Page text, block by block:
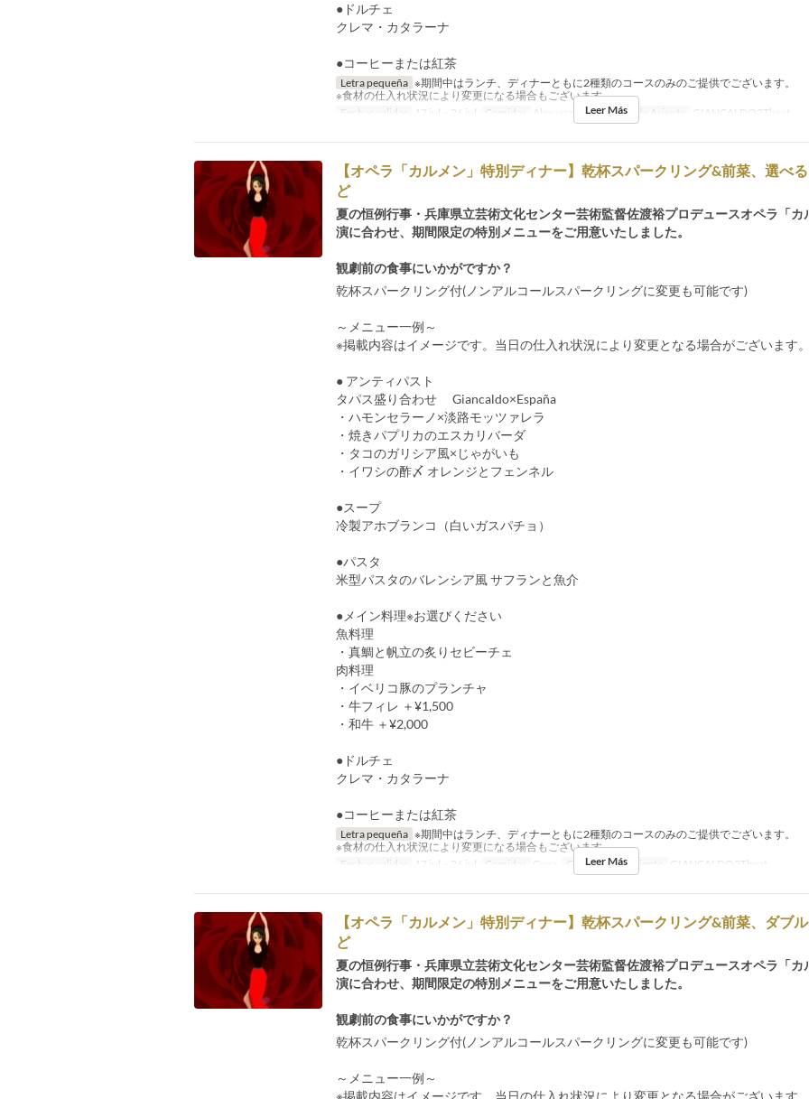
●ドルチェ
クレマ・カタラーナ
●コーヒーまたは紅茶
Letra pequeña ※期間中はランチ、ディナーともに2種類のコースのみのご提供でございます。
※食材の仕入れ状況により変更になる場合もございます
Fechas validas
17 jul ~ 26 jul Comidas Almuerzo Categoría de Asiento GIANCALDO3Theat
Leer Más
【オペラ「カルメン」特別ディナー】乾杯スパークリング&前菜、選べ
ど
夏の恒例行事・兵庫県立芸術文化センター芸術監督佐渡裕プロデュースオペラ「カ
演に合わせ、期間限定の特別メニューをご用意いたしました。
観劇前の食事にいかがですか？
乾杯スパークリング付(ノンアルコールスパークリングに変更も可能です)
～メニュー一例～
※掲載内容はイメージです。当日の仕入れ状況により変更となる場合がございます
● アンティパスト
タパス盛り合わせ Giancaldo×España
・ハモンセラーノ×淡路モッツァレラ
・焼きパプリカのエスカリバーダ
・タコのガリシア風×じゃがいも
・イワシの酢〆 オレンジとフェンネル
●スープ
冷製アホブランコ（白いガスパチョ）
●パスタ
米型パスタのバレンシア風 サフランと魚介
●メイン料理※お選びください
魚料理
・真鯛と帆立の炙りセビーチェ
肉料理
・イベリコ豚のプランチャ
・牛フィレ ＋¥1,500
・和牛 ＋¥2,000
●ドルチェ
クレマ・カタラーナ
●コーヒーまたは紅茶
Letra pequeña ※期間中はランチ、ディナーともに2種類のコースのみのご提供でございます。
※食材の仕入れ状況により変更になる場合もございます
Fechas validas
17 jul ~ 26 jul Comidas Cena Categoría de Asiento GIANCALDO3Theat
Leer Más
【オペラ「カルメン」特別ディナー】乾杯スパークリング&前菜、ダブ
ど
夏の恒例行事・兵庫県立芸術文化センター芸術監督佐渡裕プロデュースオペラ「カ
演に合わせ、期間限定の特別メニューをご用意いたしました。
観劇前の食事にいかがですか？
乾杯スパークリング付(ノンアルコールスパークリングに変更も可能です)
～メニュー一例～
※掲載内容はイメージです。当日の仕入れ状況により変更となる場合がございます